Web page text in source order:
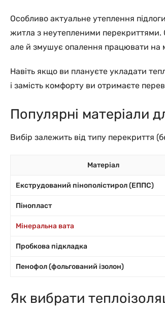
Особливо актуальне утеплення
житла з неутепленими перекриттями.
але й змушує опалення працювати на
Навіть якщо ви плануєте укладати
і замість комфорту ви отримаєте
Популярні матеріали
Вибір залежить від типу перекриття
Матеріал
Екструдований пінополістирол (ЕППС)
Пінопласт
Мінеральна вата
Пробкова підкладка
Пенофол (фольгований ізолон)
Як вибрати